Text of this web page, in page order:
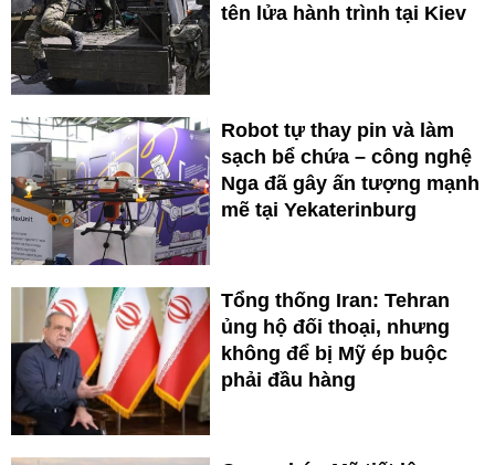
tên lửa hành trình tại Kiev
Robot tự thay pin và làm
sạch bể chứa – công nghệ
Nga đã gây ấn tượng mạnh
mẽ tại Yekaterinburg
Tổng thống Iran: Tehran
ủng hộ đối thoại, nhưng
không để bị Mỹ ép buộc
phải đầu hàng